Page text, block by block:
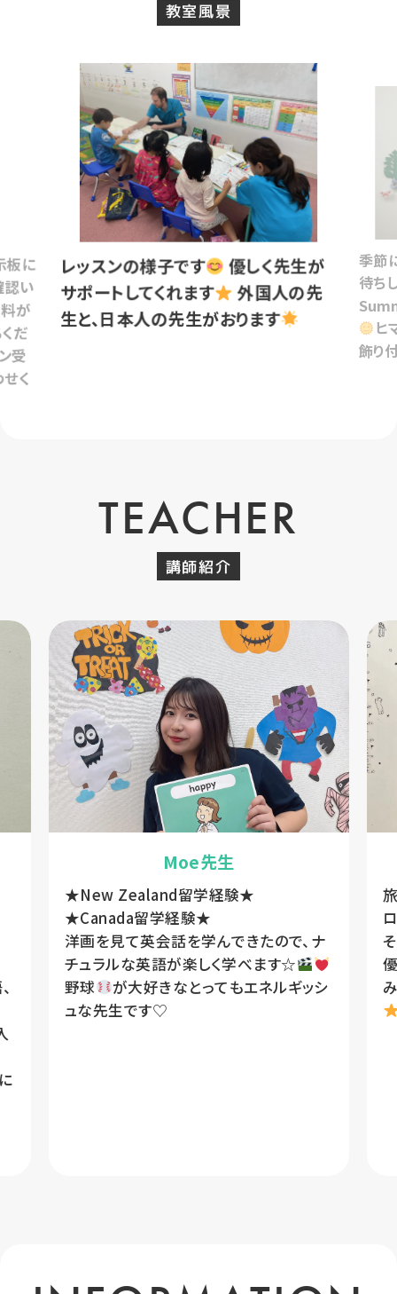
教室風景
板に
認い
が
だ
受
く
レッスンの様子です
優しく先生が
サポートしてくれます
外国人の先
生と、日本人の先生がおります
季節
待ち
ヒ
飾り
TEACHER
講師紹介
Moe先生
★New Zealand留学経験★
★Canada留学経験★
洋画を見て英会話を学んできたので、ナ
チュラルな英語が楽しく学べます☆
野球
が大好きなとってもエネルギッシ
ュな先生です♡